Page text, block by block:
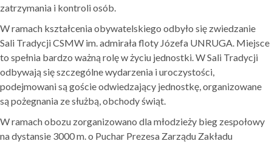
zatrzymania i kontroli osób.
W ramach kształcenia obywatelskiego odbyło się zwiedzanie
Sali Tradycji CSMW im. admirała floty Józefa UNRUGA. Miejsce
to spełnia bardzo ważną rolę w życiu jednostki. W Sali Tradycji
odbywają się szczególne wydarzenia i uroczystości,
podejmowani są goście odwiedzający jednostkę, organizowane
są pożegnania ze służbą, obchody świąt.
W ramach obozu zorganizowano dla młodzieży bieg zespołowy
na dystansie 3000 m. o Puchar Prezesa Zarządu Zakładu